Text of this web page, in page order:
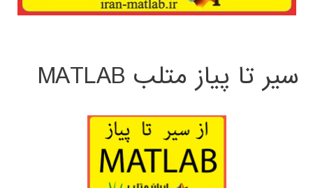
سیر تا پیاز متلب MATLAB